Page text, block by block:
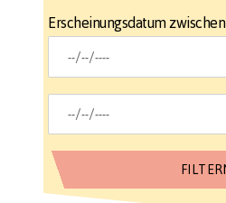
Erscheinungsdatum zwischen